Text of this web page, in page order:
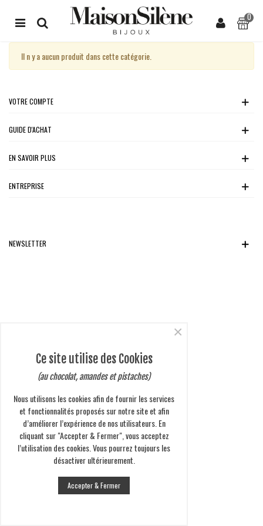
0
Il n y a aucun produit dans cette catégorie.
VOTRE COMPTE
GUIDE D'ACHAT
EN SAVOIR PLUS
ENTREPRISE
NEWSLETTER
Ce site utilise des Cookies
(au chocolat, amandes et pistaches)
Nous utilisons les cookies afin de fournir les services
et fonctionnalités proposés sur notre site et afin
d’améliorer l’expérience de nos utilisateurs. En
cliquant sur "Accepter & Fermer", vous acceptez
l’utilisation des cookies. Vous pourrez toujours les
désactiver ultérieurement.
Accepter & Fermer
×